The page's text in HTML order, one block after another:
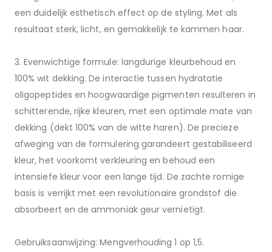
een duidelijk esthetisch effect op de styling. Met als
resultaat sterk, licht, en gemakkelijk te kammen haar.
3. Evenwichtige formule: langdurige kleurbehoud en
100% wit dekking. De interactie tussen hydratatie
oligopeptides en hoogwaardige pigmenten resulteren in
schitterende, rijke kleuren, met een optimale mate van
dekking (dekt 100% van de witte haren). De precieze
afweging van de formulering garandeert gestabiliseerd
kleur, het voorkomt verkleuring en behoud een
intensiefe kleur voor een lange tijd. De zachte romige
basis is verrijkt met een revolutionaire grondstof die
absorbeert en de ammoniak geur vernietigt.
Gebruiksaanwijzing: Mengverhouding 1 op 1,5.